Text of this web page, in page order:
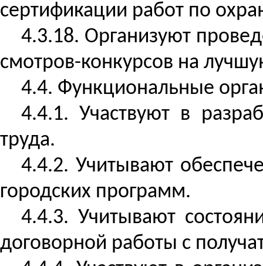
сертификации работ по
4.3.18. Организуют
смотров-конкурсов на
4.4. Функциональные
4.4.1. Участвуют в
труда.
4.4.2. Учитывают
городских программ.
4.4.3. Учитывают
договорной работы с